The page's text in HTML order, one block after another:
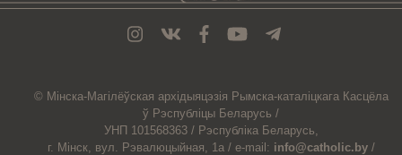
© Мiнска-Магiлёўская архiдыяцэзiя Рымска-каталіцкага Касцёла
ў Рэспубліцы Беларусь /
УНП 101568363 / Рэспубліка Беларусь,
г. Мінск, вул. Рэвалюцыйная, 1а / e-mail: info@catholic.by /